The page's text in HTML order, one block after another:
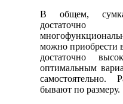
В общем,
достаточно
можно приобрести
достаточно
оптимальным
самостоятельно.
бывают по размеру.